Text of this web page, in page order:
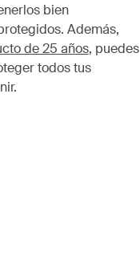
bien
Además,
de 25 años, puedes
todos tus